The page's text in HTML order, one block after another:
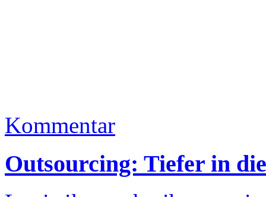
Kommentar
Outsourcing: Tiefer in